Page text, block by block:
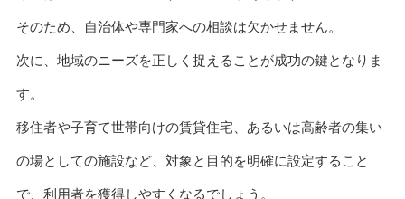
そのため、自治体や専門家への相談は欠かせません。
次に、地域のニーズを正しく捉えることが成功の鍵となりま
す。
移住者や子育て世帯向けの賃貸住宅、あるいは高齢者の集い
の場としての施設など、対象と目的を明確に設定すること
で、利用者を獲得しやすくなるでしょう。